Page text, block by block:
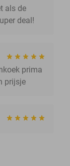
als de
deal!
prima
prijsje